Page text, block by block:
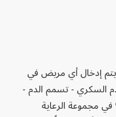
يتم إدخال أي مريض في
السكري - تسمم الدم -
بـ7 حالة بنسبة 46% في مجموعة الرعاية